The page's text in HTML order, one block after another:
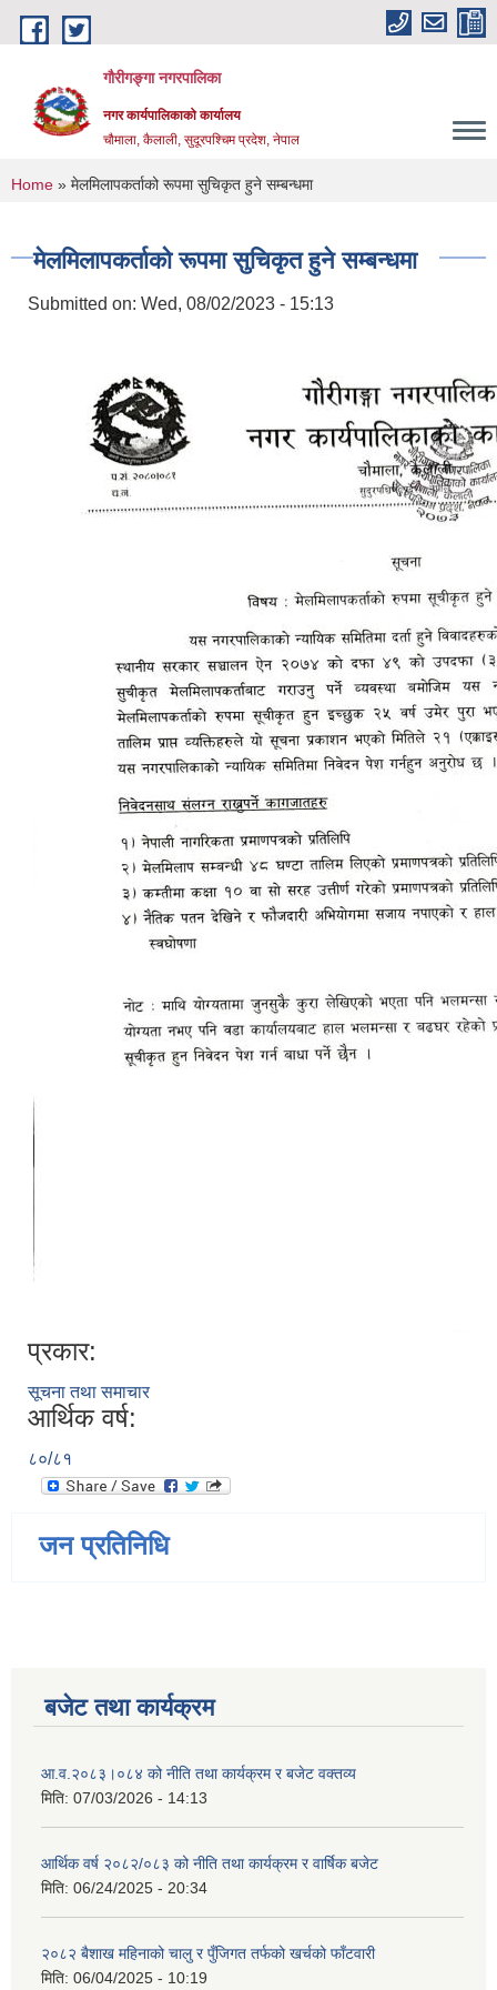
Skip to main content
गौरीगङ्गा नगरपालिका
नगर कार्यपालिकाको कार्यालय
चौमाला, कैलाली, सुदूरपश्चिम प्रदेश, नेपाल
You are here
Home » मेलमिलापकर्ताको रूपमा सुचिकृत हुने सम्बन्धमा
मेलमिलापकर्ताको रूपमा सुचिकृत हुने सम्बन्धमा
Submitted on: Wed, 08/02/2023 - 15:13
प्रकार:
सूचना तथा समाचार
आर्थिक वर्ष:
८०/८१
जन प्रतिनिधि
बजेट तथा कार्यक्रम
आ.व.२०८३।०८४ को नीति तथा कार्यक्रम र बजेट वक्तव्य
मिति: 07/03/2026 - 14:13
आर्थिक वर्ष २०८२/०८३ को नीति तथा कार्यक्रम र वार्षिक बजेट
मिति: 06/24/2025 - 20:34
२०८२ बैशाख महिनाको चालु र पुँजिगत तर्फको खर्चको फाँटवारी
मिति: 06/04/2025 - 10:19